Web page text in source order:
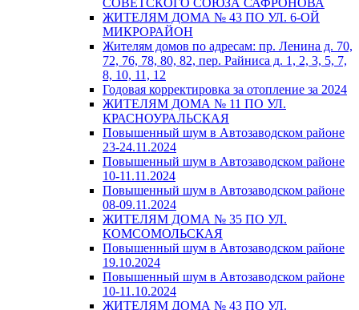
СОВЕТСКОГО СОЮЗА САФРОНОВА
ЖИТЕЛЯМ ДОМА № 43 ПО УЛ. 6-ОЙ
МИКРОРАЙОН
Жителям домов по адресам: пр. Ленина д. 70,
72, 76, 78, 80, 82, пер. Райниса д. 1, 2, 3, 5, 7,
8, 10, 11, 12
Годовая корректировка за отопление за 2024
ЖИТЕЛЯМ ДОМА № 11 ПО УЛ.
КРАСНОУРАЛЬСКАЯ
Повышенный шум в Автозаводском районе
23-24.11.2024
Повышенный шум в Автозаводском районе
10-11.11.2024
Повышенный шум в Автозаводском районе
08-09.11.2024
ЖИТЕЛЯМ ДОМА № 35 ПО УЛ.
КОМСОМОЛЬСКАЯ
Повышенный шум в Автозаводском районе
19.10.2024
Повышенный шум в Автозаводском районе
10-11.10.2024
ЖИТЕЛЯМ ДОМА № 43 ПО УЛ.